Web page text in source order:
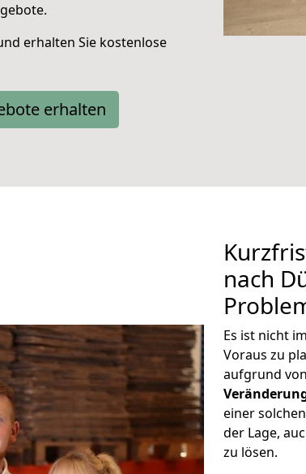
erhalten Sie kostenlose
erhalten
nach
Es ist nicht
Voraus zu
aufgrund
einer
der Lage,
zu lösen.